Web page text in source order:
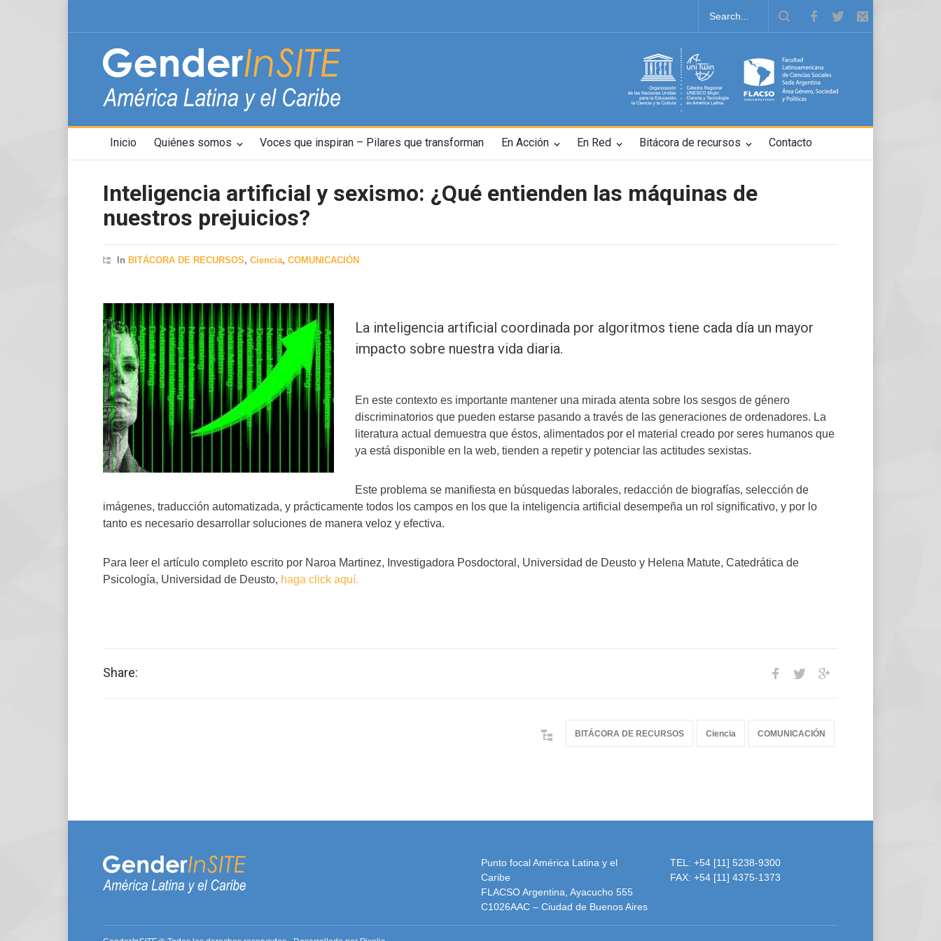
Inicio Quiénes somos Voces que inspiran – Pilares que transforman En Acción En Red Bitácora de recursos Contacto
Inteligencia artificial y sexismo: ¿Qué entienden las máquinas de
nuestros prejuicios?
In BITÁCORA DE RECURSOS, Ciencia, COMUNICACIÓN
La inteligencia artificial coordinada por algoritmos tiene cada día un mayor
impacto sobre nuestra vida diaria.
En este contexto es importante mantener una mirada atenta sobre los sesgos de género
discriminatorios que pueden estarse pasando a través de las generaciones de ordenadores. La
literatura actual demuestra que éstos, alimentados por el material creado por seres humanos que
ya está disponible en la web, tienden a repetir y potenciar las actitudes sexistas.
Este problema se manifiesta en búsquedas laborales, redacción de biografías, selección de
imágenes, traducción automatizada, y prácticamente todos los campos en los que la inteligencia artificial desempeña un rol significativo, y por lo
tanto es necesario desarrollar soluciones de manera veloz y efectiva.
Para leer el artículo completo escrito por Naroa Martinez, Investigadora Posdoctoral, Universidad de Deusto y Helena Matute, Catedrática de
Psicología, Universidad de Deusto, haga click aquí.
Share:
BITÁCORA DE RECURSOS Ciencia COMUNICACIÓN
Punto focal América Latina y el
Caribe
FLACSO Argentina, Ayacucho 555
C1026AAC – Ciudad de Buenos Aires
TEL: +54 [11] 5238-9300
FAX: +54 [11] 4375-1373